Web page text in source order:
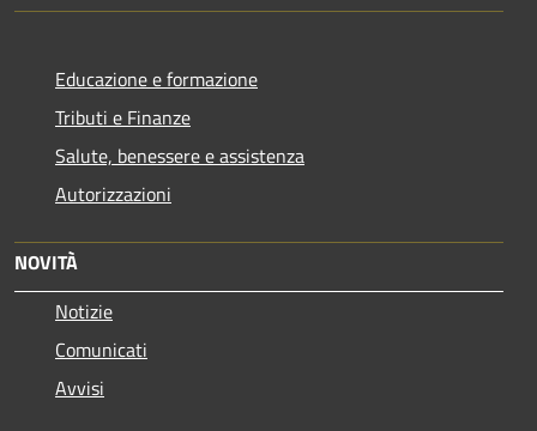
Educazione e formazione
Tributi e Finanze
Salute, benessere e assistenza
Autorizzazioni
NOVITÀ
Notizie
Comunicati
Avvisi